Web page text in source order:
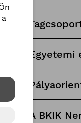
Egyetemi
A BKIK